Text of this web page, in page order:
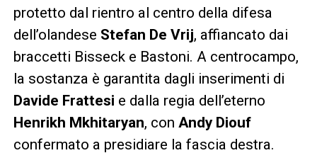
protetto dal rientro al centro della difesa
dell’olandese Stefan De Vrij, affiancato dai
braccetti Bisseck e Bastoni. A centrocampo,
la sostanza è garantita dagli inserimenti di
Davide Frattesi e dalla regia dell’eterno
Henrikh Mkhitaryan, con Andy Diouf
confermato a presidiare la fascia destra.